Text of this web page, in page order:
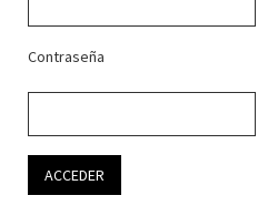
Contraseña